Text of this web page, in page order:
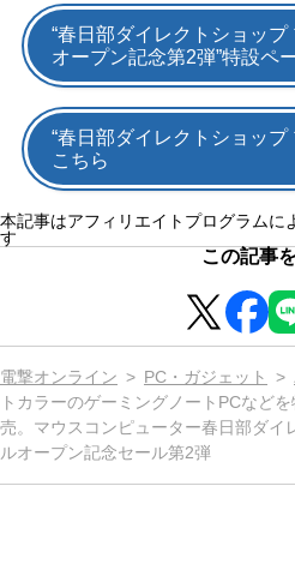
“春日部ダイレクトショッ
オープン記念第2弾”特設ペ
“春日部ダイレクトショップ
こちら
本記事はアフィリエイトプログラムに
す
この記事
電撃オンライン PC・ガジェット
トカラーのゲーミングノートPCなど
売。マウスコンピューター春日部ダイ
ルオープン記念セール第2弾